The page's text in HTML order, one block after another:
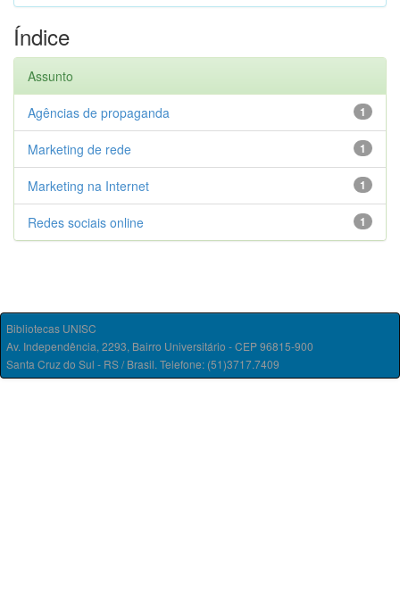
Índice
Assunto
1
Agências de propaganda
1
Marketing de rede
1
Marketing na Internet
1
Redes sociais online
Bibliotecas UNISC
Av. Independência, 2293, Bairro Universitário - CEP 96815-900
Santa Cruz do Sul - RS / Brasil. Telefone: (51)3717.7409